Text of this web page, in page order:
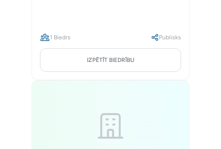
1 Biedrs Publisks
IZPĒTĪT BIEDRĪBU